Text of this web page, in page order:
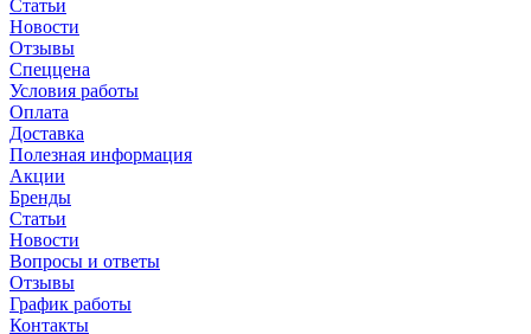
Статьи
Новости
Отзывы
Спеццена
Условия работы
Оплата
Доставка
Полезная информация
Акции
Бренды
Статьи
Новости
Вопросы и ответы
Отзывы
График работы
Контакты